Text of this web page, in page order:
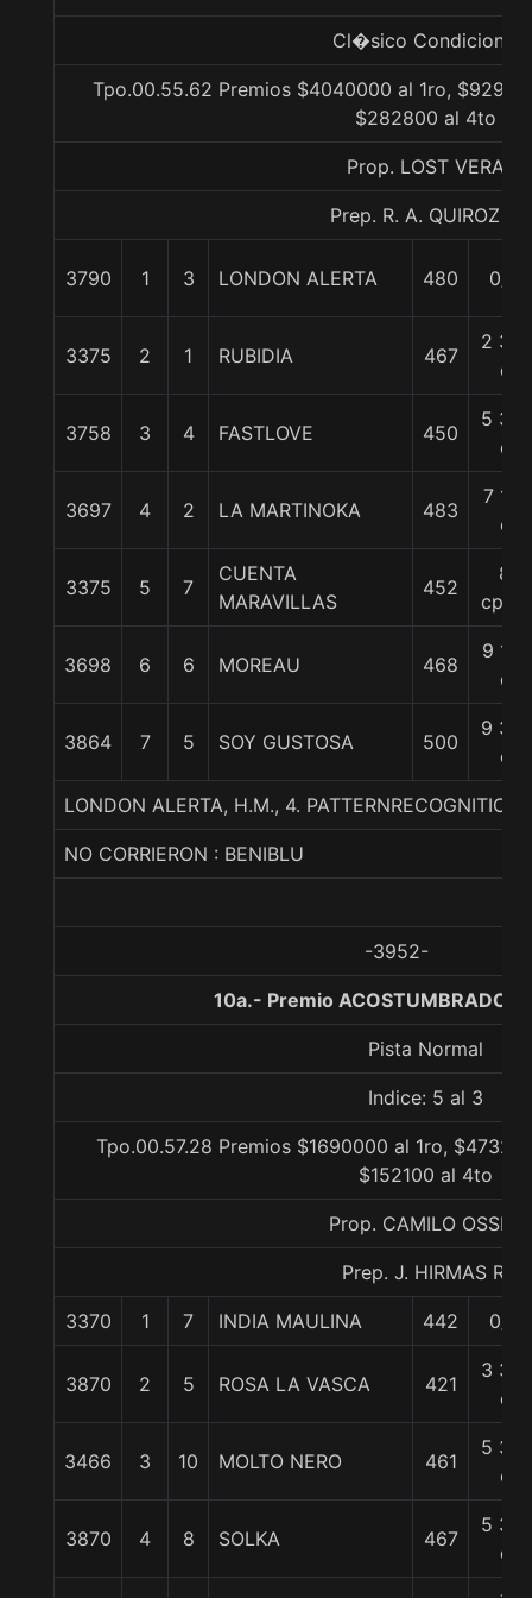
Cl�sico Condicional
Tpo.00.55.62 Premios $4040000 al 1ro,
$282800 al 4to
Prop. LOST VERA
Prep. R. A. QUIROZ S.
3790 1 3 LONDON ALERTA 480 0/0
3375 2 1 RUBIDIA 467
2 3/4
c
3758 3 4 FASTLOVE 450
5 3/4
c
3697 4 2 LA MARTINOKA 483
7 1/4
c
3375 5 7
CUENTA
MARAVILLAS
452
8
cpos.
3698 6 6 MOREAU 468
9 1/4
c
3864 7 5 SOY GUSTOSA 500
9 3/4
c
LONDON ALERTA, H.M., 4.
NO CORRIERON : BENIBLU
-3952-
10a.- Premio ACOSTUMBRADO,
Pista Normal
Indice: 5 al 3
Tpo.00.57.28 Premios $1690000 al 1ro,
$152100 al 4to
Prop. CAMILO OSSES
Prep. J. HIRMAS R.
3370 1 7 INDIA MAULINA 442 0/0
3870 2 5 ROSA LA VASCA 421
3 3/4
c
3466 3 10 MOLTO NERO 461
5 3/4
c
3870 4 8 SOLKA 467
5 3/4
c